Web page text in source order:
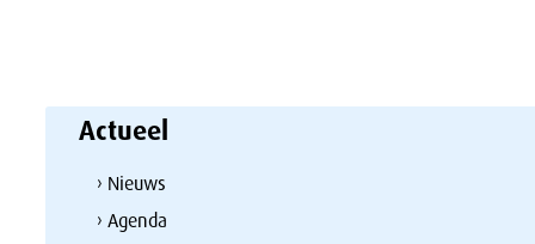
Actueel
› Nieuws
› Agenda